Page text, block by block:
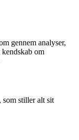
gennem analyser,
om
stiller alt sit